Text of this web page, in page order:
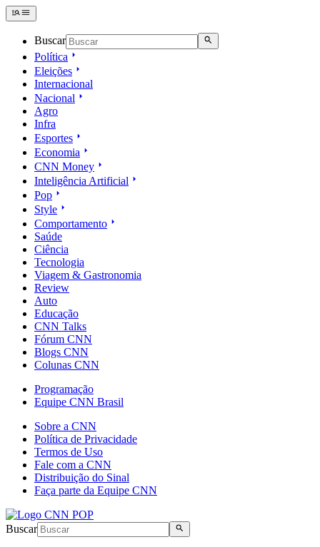
Buscar
Política
Eleições
Internacional
Nacional
Agro
Infra
Esportes
Economia
CNN Money
Inteligência Artificial
Pop
Style
Comportamento
Saúde
Ciência
Tecnologia
Viagem & Gastronomia
Review
Auto
Educação
CNN Talks
Fórum CNN
Blogs CNN
Colunas CNN
Programação
Equipe CNN Brasil
Sobre a CNN
Política de Privacidade
Termos de Uso
Fale com a CNN
Distribuição do Sinal
Faça parte da Equipe CNN
Buscar